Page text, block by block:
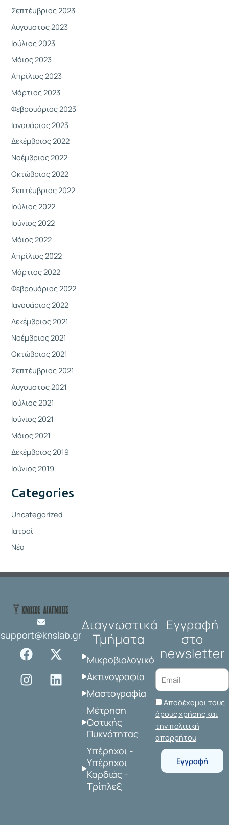
Σεπτέμβριος 2023
Αύγουστος 2023
Ιούλιος 2023
Μάιος 2023
Απρίλιος 2023
Μάρτιος 2023
Φεβρουάριος 2023
Ιανουάριος 2023
Δεκέμβριος 2022
Νοέμβριος 2022
Οκτώβριος 2022
Σεπτέμβριος 2022
Ιούλιος 2022
Ιούνιος 2022
Μάιος 2022
Απρίλιος 2022
Μάρτιος 2022
Φεβρουάριος 2022
Ιανουάριος 2022
Δεκέμβριος 2021
Νοέμβριος 2021
Οκτώβριος 2021
Σεπτέμβριος 2021
Αύγουστος 2021
Ιούλιος 2021
Ιούνιος 2021
Μάιος 2021
Δεκέμβριος 2019
Ιούνιος 2019
Categories
Uncategorized
Ιατροί
Νέα
support@knslab.gr
F
a
c
e
X
-
t
w
I
n
s
t
L
i
n
k
Διαγνωστικά
Τμήματα
Μικροβιολογικό
Ακτινογραφία
Μαστογραφία
Μέτρηση
Οστικής
Πυκνότητας
Υπέρηχοι -
Υπέρηχοι
Καρδιάς -
Τρίπλεξ
Εγγραφή
στο
newsletter
Αποδέχομαι τους
όρους χρήσης και
την πολιτική
απορρήτου
Εγγραφή